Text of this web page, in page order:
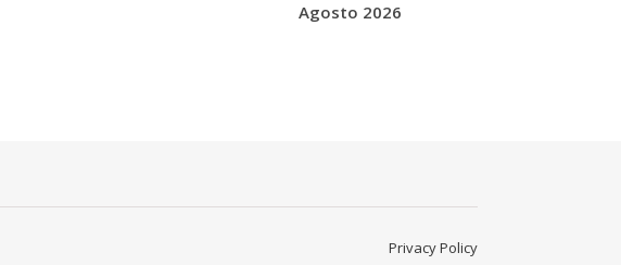
Agosto 2026
Privacy Policy